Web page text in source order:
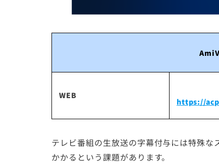
WEB
https://
テレビ番組の生放送の字幕付与には特殊
かかるという課題があります。